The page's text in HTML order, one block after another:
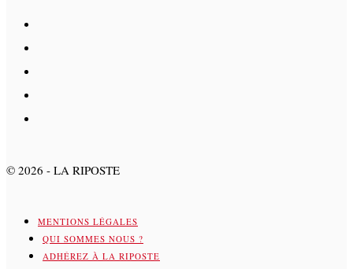
© 2026 - LA RIPOSTE
MENTIONS LÉGALES
QUI SOMMES NOUS ?
ADHÉREZ À LA RIPOSTE